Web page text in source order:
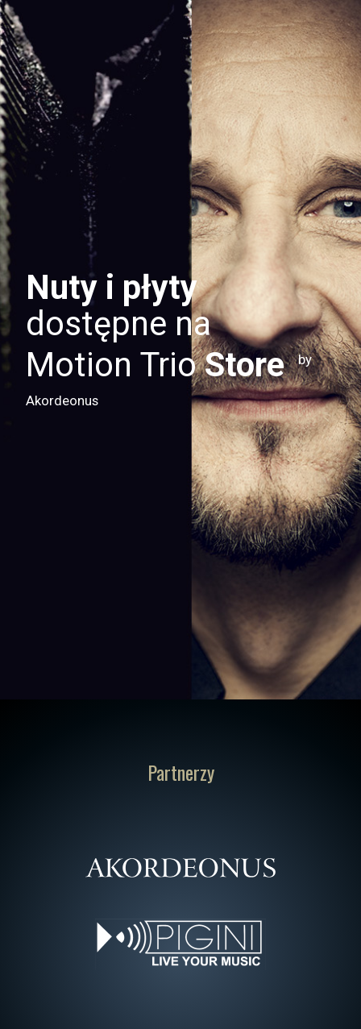
Nuty i płyty
dostępne na
Motion TrioStore by
Akordeonus
Partnerzy